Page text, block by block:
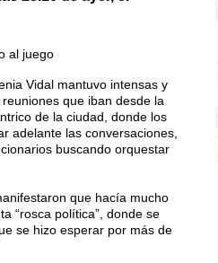
Vidal mantuvo intensas y
que iban desde la
de la ciudad, donde los
adelante las conversaciones,
buscando orquestar
que hacía mucho
“rosca política”, donde se
se hizo esperar por más de